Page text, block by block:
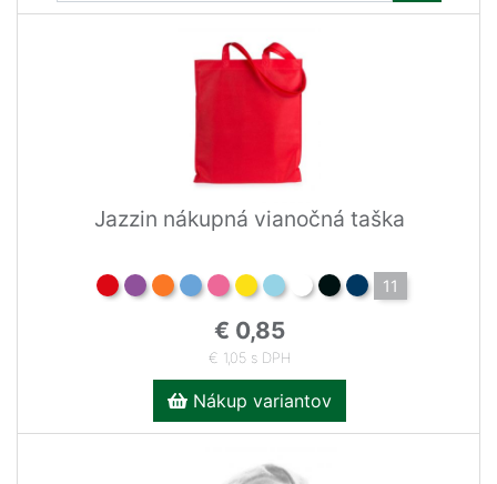
Jazzin nákupná vianočná taška
11
€ 0,85
€ 1,05 s DPH
Nákup variantov